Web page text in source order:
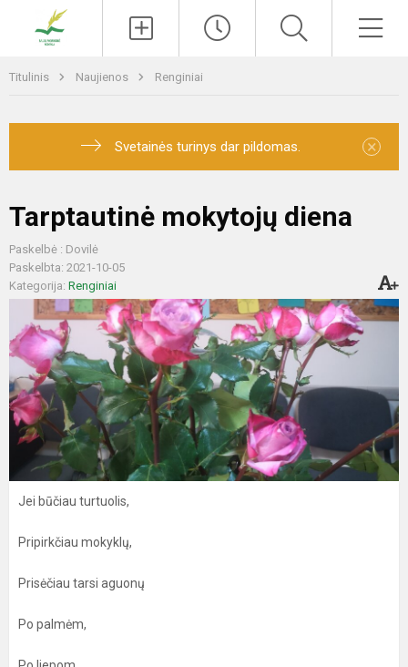
Titulinis Naujienos Renginiai
Svetainės turinys dar pildomas. ×
Tarptautinė mokytojų diena
Paskelbė : Dovilė
Paskelbta: 2021-10-05
Kategorija: Renginiai
Jei būčiau turtuolis,
Pripirkčiau mokyklų,
Prisėčiau tarsi aguonų
Po palmėm,